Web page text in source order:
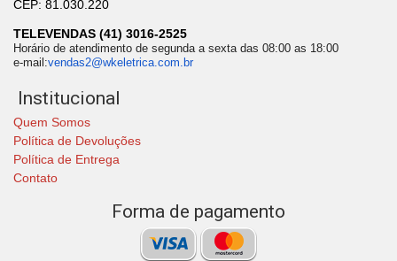
CEP: 81.030.220
TELEVENDAS (41) 3016-2525
Horário de atendimento de segunda a sexta das 08:00 as 18:00
e-mail:vendas2@wkeletrica.com.br
Institucional
Quem Somos
Política de Devoluções
Política de Entrega
Contato
Forma de pagamento